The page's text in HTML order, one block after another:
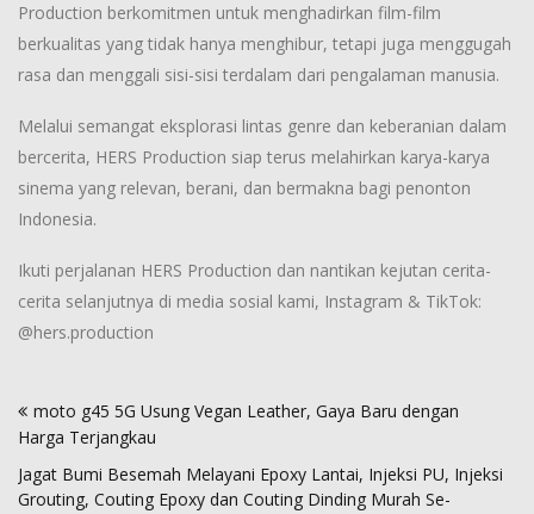
Production berkomitmen untuk menghadirkan film-film
berkualitas yang tidak hanya menghibur, tetapi juga menggugah
rasa dan menggali sisi-sisi terdalam dari pengalaman manusia.
Melalui semangat eksplorasi lintas genre dan keberanian dalam
bercerita, HERS Production siap terus melahirkan karya-karya
sinema yang relevan, berani, dan bermakna bagi penonton
Indonesia.
Ikuti perjalanan HERS Production dan nantikan kejutan cerita-
cerita selanjutnya di media sosial kami, Instagram & TikTok:
@hers.production
navigation
moto g45 5G Usung Vegan Leather, Gaya Baru dengan
Harga Terjangkau
Jagat Bumi Besemah Melayani Epoxy Lantai, Injeksi PU, Injeksi
Grouting, Couting Epoxy dan Couting Dinding Murah Se-